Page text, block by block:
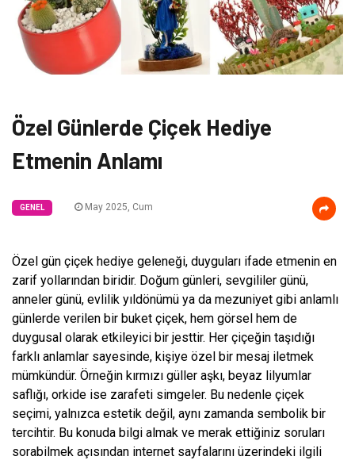
Özel Günlerde Çiçek Hediye
Etmenin Anlamı
GENEL May 2025, Cum
Özel gün çiçek hediye geleneği, duyguları ifade etmenin en
zarif yollarından biridir. Doğum günleri, sevgililer günü,
anneler günü, evlilik yıldönümü ya da mezuniyet gibi anlamlı
günlerde verilen bir buket çiçek, hem görsel hem de
duygusal olarak etkileyici bir jesttir. Her çiçeğin taşıdığı
farklı anlamlar sayesinde, kişiye özel bir mesaj iletmek
mümkündür. Örneğin kırmızı güller aşkı, beyaz lilyumlar
saflığı, orkide ise zarafeti simgeler. Bu nedenle çiçek
seçimi, yalnızca estetik değil, aynı zamanda sembolik bir
tercihtir. Bu konuda bilgi almak ve merak ettiğiniz soruları
sorabilmek açısından internet sayfalarını üzerindeki ilgili